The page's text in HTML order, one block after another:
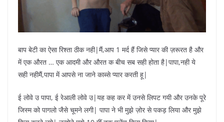
बाप बेटी का ऐसा रिश्ता ठीक नही|मैं,आप 1 मर्द हैं जिसे प्यार की ज़रूरत है और
में एक औरत … एक आदमी और औरत क बीच सब सही होता है|पापा,नही ये
सही नहीमैं,पापा में आपसे ना जाने काब्से प्यार करती हू|
ई लोवे उ पापा, ई रेआली लोवे उ|यह कह कर में उनसे लिपट गयी और उनके पूरे
जिस्म को पागलो जैसे चूमने लगी| पापा ने भी मुझे ज़ोर से पकड़ लिया और मुझे